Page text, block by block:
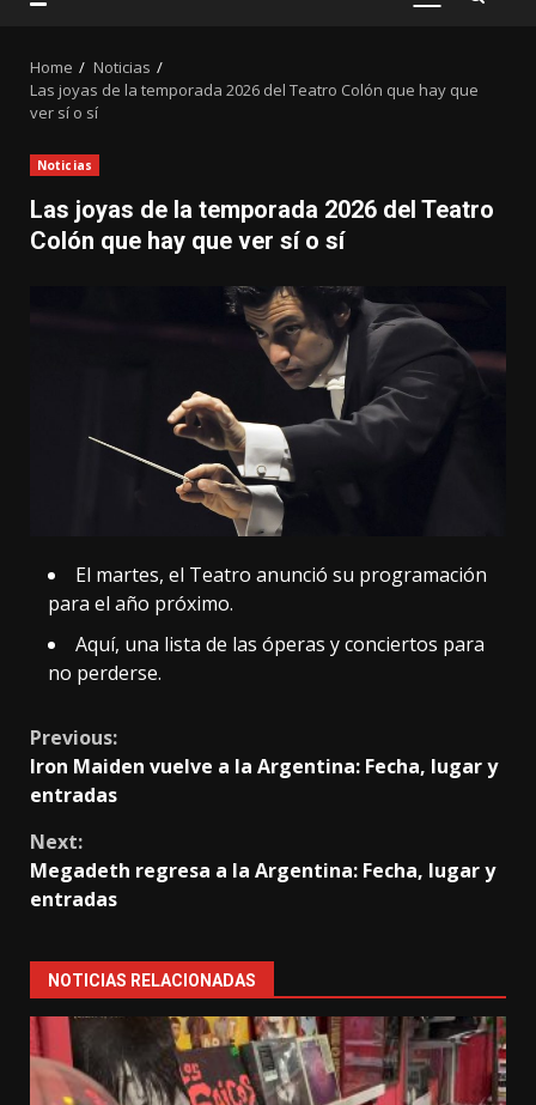
PRIMARY
Home
Noticias
Las joyas de la temporada 2026 del Teatro Colón que hay que
ver sí o sí
Noticias
Las joyas de la temporada 2026 del Teatro
Colón que hay que ver sí o sí
El martes, el Teatro anunció su programación
para el año próximo.
Aquí, una lista de las óperas y conciertos para
no perderse.
Continue
Reading
Previous:
Iron Maiden vuelve a la Argentina: Fecha, lugar y
entradas
Next:
Megadeth regresa a la Argentina: Fecha, lugar y
entradas
NOTICIAS RELACIONADAS